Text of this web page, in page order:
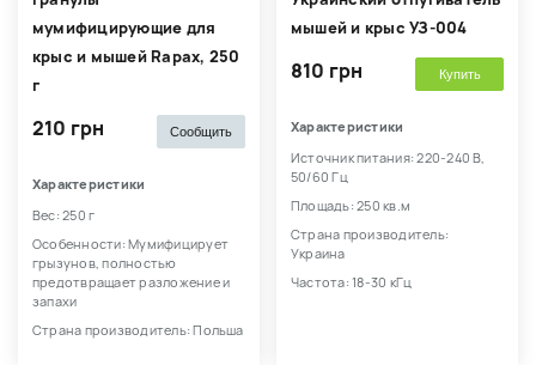
мумифицирующие для
крыс и мышей Rapax, 250
г
210 грн Сообщить
Характеристики
Вес: 250 г
Особенности: Мумифицирует
грызунов, полностью
предотвращает разложение и
запахи
Страна производитель: Польша
мышей и крыс УЗ-004
810 грн Купить
Характеристики
Источник питания: 220-240 В,
50/60 Гц
Площадь: 250 кв.м
Страна производитель:
Украина
Частота: 18-30 кГц